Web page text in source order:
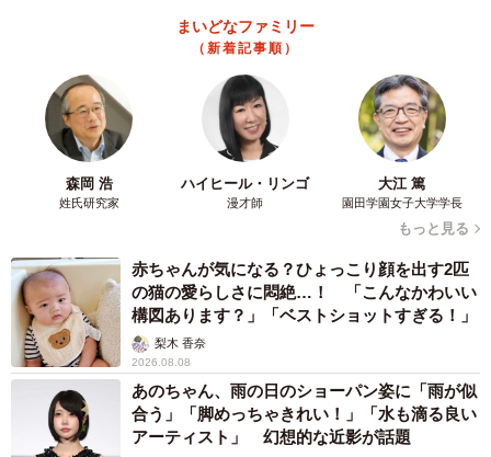
で、自分を大切にしていることが伝わる姿。そして何よ
り、体型のハンデを覆す『愛嬌』と『癒やし』の力は絶大
です」とコメントしています。
◇ ◇
【出典】
▽結婚相談所Presia／婚活で「ぽっちゃり」は何キロ？デ
ブは不利？【太ってる男性＆女性へ】
https://presia.jp/fat/
まいどなファミリー
（新着記事順）
森岡 浩
姓氏研究家
ハイヒール・リンゴ
漫才師
大江 篤
園田学園女子大学学長
もっと見る
赤ちゃんが気になる？ひょっこり顔を出す2匹
の猫の愛らしさに悶絶…！ 「こんなかわいい
構図あります？」「ベストショットすぎる！」
梨木 香奈
2026.08.08
あのちゃん、雨の日のショーパン姿に「雨が似
合う」「脚めっちゃきれい！」「水も滴る良い
アーティスト」 幻想的な近影が話題